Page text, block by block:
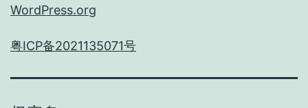
WordPress.org
粤ICP备2021135071号